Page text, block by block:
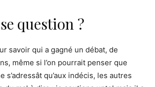
question ?
savoir qui a gagné un débat, de
même si l’on pourrait penser que
s’adressât qu’aux indécis, les autres